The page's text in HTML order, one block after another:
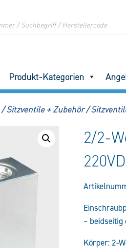
Produkt-Kategorien
/ Sitzventile + Zubehör /
2/2-
–
Körper: 2-